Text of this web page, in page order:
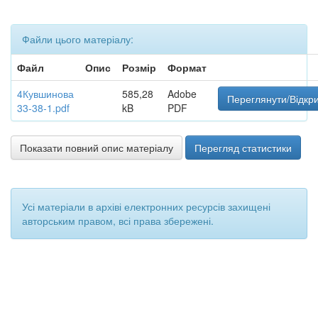
Файли цього матеріалу:
Файл
Опис Розмір
Формат
4Кувшинова
33-38-1.pdf
585,28
kB
Adobe
PDF
Переглянути/
Показати повний опис матеріалу Перегляд статистики
Усі матеріали в архіві електронних ресурсів захищені
авторським правом, всі права збережені.